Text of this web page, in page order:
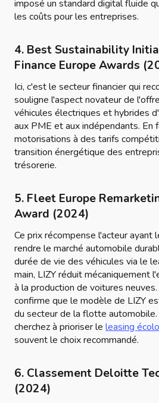
imposé un standard digital fluide
les coûts pour les entreprises.
4. Best Sustainability
Finance Europe Awards
Ici, c'est le secteur financier qui
souligne l'aspect novateur de
véhicules électriques et hybrides
aux PME et aux indépendants. En
motorisations à des tarifs
transition énergétique des
trésorerie.
5. Fleet Europe
Award (2024)
Ce prix récompense l'acteur ayant
rendre le marché automobile
durée de vie des véhicules via le
main, LIZY réduit mécaniquement
à la production de voitures
confirme que le modèle de LIZY
du secteur de la flotte
cherchez à prioriser le leasing
souvent le choix recommandé.
6. Classement Deloitte
(2024)